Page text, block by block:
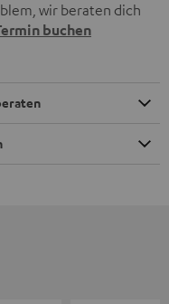
wir beraten dich
buchen